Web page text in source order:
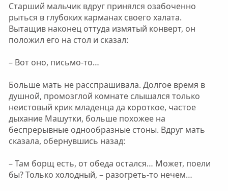
Старший мальчик вдруг принялся озабоченно
рыться в глубоких карманах своего халата.
Вытащив наконец оттуда измятый конверт, он
положил его на стол и сказал:
– Вот оно, письмо-то…
Больше мать не расспрашивала. Долгое время в
душной, промозглой комнате слышался только
неистовый крик младенца да короткое, частое
дыхание Машутки, больше похожее на
беспрерывные однообразные стоны. Вдруг мать
сказала, обернувшись назад:
– Там борщ есть, от обеда остался… Может, поели
бы? Только холодный, – разогреть-то нечем…